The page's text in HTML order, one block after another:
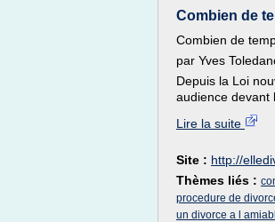
Combien de
Combien de
par Yves
Depuis la Loi
audience devant
Lire la suite
Site : http://
Thèmes liés :
procedure de
un divorce a l